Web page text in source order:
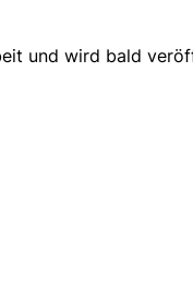
und wird bald